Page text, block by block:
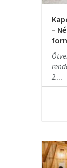
–
2....